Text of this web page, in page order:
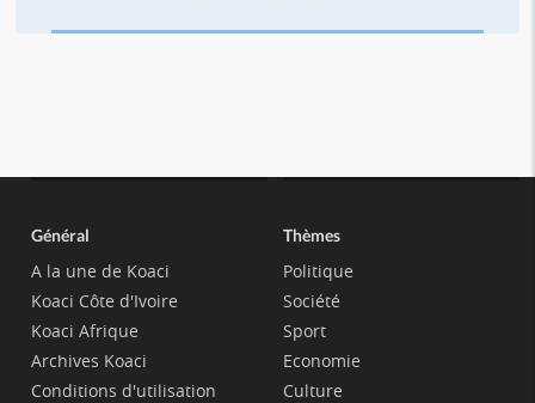
Général
A la une de Koaci
Koaci Côte d'Ivoire
Koaci Afrique
Archives Koaci
Conditions d'utilisation
Thèmes
Politique
Société
Sport
Economie
Culture